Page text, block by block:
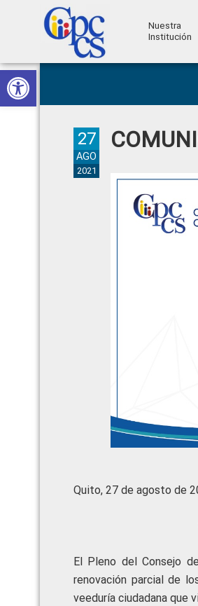
Abrir barra de herramientas
Skip
to
primary
Skip
to
main
Skip
to
primary
Skip
to
footer
Ciudadana
Control
Ciudadano
Nuestra
Institución
27
AGO
2021
Quito, 27 de agosto de
El Pleno del Consejo
renovación parcial de
veeduría ciudadana que